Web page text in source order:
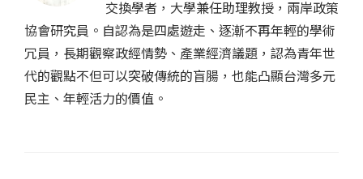
交換學者，大學兼任助理教授，兩岸政策
協會研究員。自認為是四處遊走、逐漸不再年輕的學術
冗員，長期觀察政經情勢、產業經濟議題，認為青年世
代的觀點不但可以突破傳統的盲腸，也能凸顯台灣多元
民主、年輕活力的價值。